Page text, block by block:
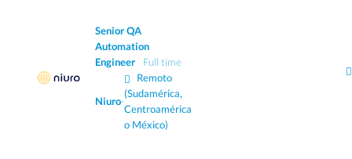
Senior QA
Automation
Engineer
Full time
Niuro·
Remoto
(Sudamérica,
Centroamérica
o México)